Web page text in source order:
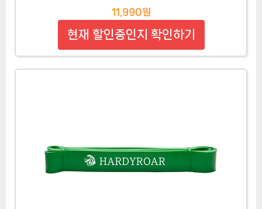
11,990원
현재 할인중인지 확인하기